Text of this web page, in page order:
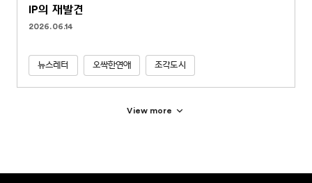
IP의 재발견
2026.06.14
뉴스레터 오싹한연애 조각도시
View more